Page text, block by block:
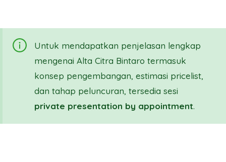
Untuk mendapatkan penjelasan lengkap
mengenai Alta Citra Bintaro termasuk
konsep pengembangan, estimasi pricelist,
dan tahap peluncuran, tersedia sesi
private presentation by appointment.